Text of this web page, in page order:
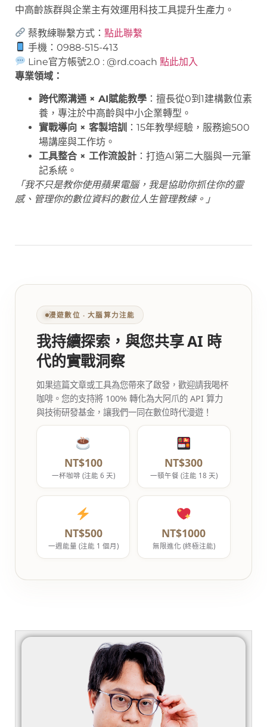
中高齡族群與企業主有效運用科技工具提升生產力。
蔡教練聯繫方式：點此聯繫
手機：0988-515-413
Line官方帳號2.0 : @rd.coach點此加入
專業領域：
跨代際溝通 × AI賦能教學 ：擅長從0到1建構數位素
養，專注於中高齡與中小企業轉型。
實戰導向 × 客製培訓
：15年教學經驗，服務逾500
場講座與工作坊。
工具整合 × 工作流設計 ：打造AI第二大腦與一元筆
記系統。
「我不只是教你使用蘋果電腦，我是協助你抓住你的靈
感、管理你的數位資料的數位人生管理教練。」
漫遊數位 ‧ 大腦算力注能
我持續探索，與您共享 AI 時
代的實戰洞察
如果這篇文章或工具為您帶來了啟發，歡迎請我喝杯
咖啡。您的支持將 100% 轉化為大阿爪的 API 算力
與技術研發基金，讓我們一同在數位時代漫遊！
NT$100
一杯咖啡 (注能 6 天)
NT$300
一頓午餐 (注能 18 天)
NT$500
一週能量 (注能 1 個月)
NT$1000
無限進化 (終極注能)